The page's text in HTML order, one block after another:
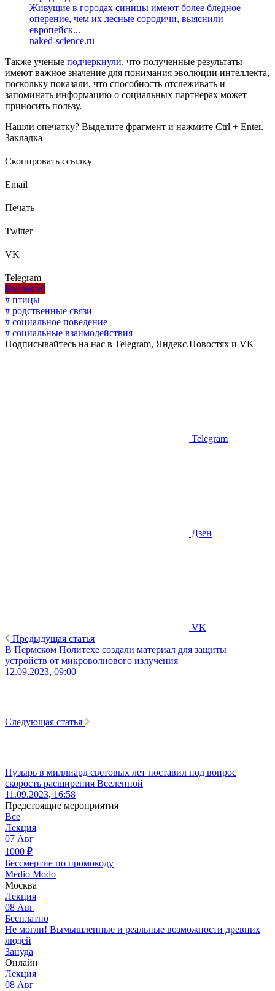
Живущие в городах синицы имеют более бледное
оперение, чем их лесные сородичи, выяснили
европейск...
naked-science.ru
Также ученые подчеркнули, что полученные результаты
имеют важное значение для понимания эволюции интеллекта,
поскольку показали, что способность отслеживать и
запоминать информацию о социальных партнерах может
приносить пользу.
Нашли опечатку? Выделите фрагмент и нажмите Ctrl + Enter.
Закладка
Скопировать ссылку
Email
Печать
Twitter
VK
Telegram
Биология
# птицы
# родственные связи
# социальное поведение
# социальные взаимодействия
Подписывайтесь на нас в Telegram, Яндекс.Новостях и VK
Telegram
Дзен
VK
Предыдущая статья
В Пермском Политехе создали материал для защиты
устройств от микроволнового излучения
12.09.2023, 09:00
Следующая статья
Пузырь в миллиард световых лет поставил под вопрос
скорость расширения Вселенной
11.09.2023, 16:58
Предстоящие мероприятия
Все
Лекция
07 Авг
1000 ₽
Бессмертие по промокоду
Medio Modo
Москва
Лекция
08 Авг
Бесплатно
Не могли! Вымышленные и реальные возможности древних
людей
Зануда
Онлайн
Лекция
08 Авг